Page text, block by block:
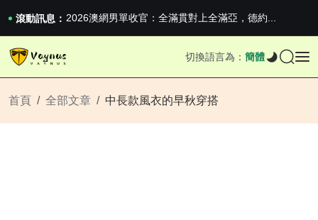
滾動訊息： 《巔峰守衛 Highguard》正式上線，官...
iPhone 16e 釋出，蘋果你不要太離譜
2026澳網男單收官：全滿貫對上全滿亞，德約...
切換語言為： 簡體
首頁 全部文章 中長款風衣的早秋穿搭